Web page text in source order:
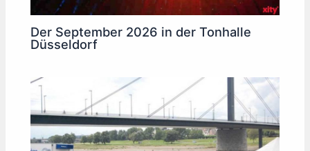
Der September 2026 in der Tonhalle
Düsseldorf